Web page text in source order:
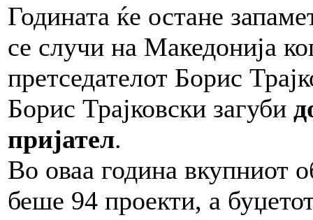
Годината ќе остане
се случи на Македонија
претседателот Борис
Борис Трајковски загуби
пријател.
Во оваа година
беше 94 проекти, а